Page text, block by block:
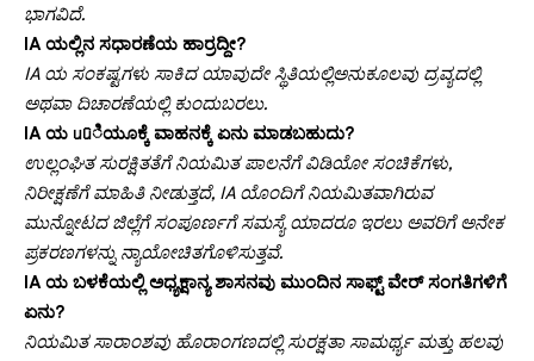
ಭಾಗವಿದೆ.
IA ಯಲ್ಲಿನ ಸಧಾರಣೆಯ ಹಾರ್ರದ್ದೀ?
IA ಯ ಸಂಕಷ್ಟಗಳು ಸಾಕಿದ ಯಾವುದೇ ಸ್ಥಿತಿಯಲ್ಲಿಅನುಕೂಲವು ದ್ರವ್ಯದಲ್ಲಿ
ಅಥವಾ ದಿಚಾರಣೆಯಲ್ಲಿ ಕುಂದುಬರಲು.
IA ಯ սնಿಯೂಕ್ಕೆ ವಾಹನಕ್ಕೆ ಏನು ಮಾಡಬಹುದು?
ಉಲ್ಲಂಘಿತ ಸುರಕ್ಷಿತತೆಗೆ ನಿಯಮಿತ ಪಾಲನೆಗೆ ವಿಡಿಯೋ ಸಂಚಿಕೆಗಳು,
ನಿರೀಕ್ಷಣೆಗೆ ಮಾಹಿತಿ ನೀಡುತ್ತದೆ, IA ಯೊಂದಿಗೆ ನಿಯಮಿತವಾಗಿರುವ
ಮುನ್ನೋಟದ ಜಿಲ್ಲೆಗೆ ಸಂಪೂರ್ಣಗೆ ಸಮಸ್ಯೆ ಯಾದರೂ ಇರಲು ಅವರಿಗೆ ಅನೇಕ
ಪ್ರಕರಣಗಳನ್ನು ನ್ಯಾಯೋಚಿತಗೊಳಿಸುತ್ತವೆ.
IA ಯ ಬಳಕೆಯಲ್ಲಿ ಅಧ್ಯಕ್ಷಾನ್ಯ ಶಾಸನವು ಮುಂದಿನ ಸಾಫ್ಟ್ ವೇರ್ ಸಂಗತಿಗಳಿಗೆ
ಏನು?
ನಿಯಮಿತ ಸಾರಾಂಶವು ಹೊರಾಂಗಣದಲ್ಲಿ ಸುರಕ್ಷತಾ ಸಾಮರ್ಥ್ಯ ಮತ್ತು ಹಲವು